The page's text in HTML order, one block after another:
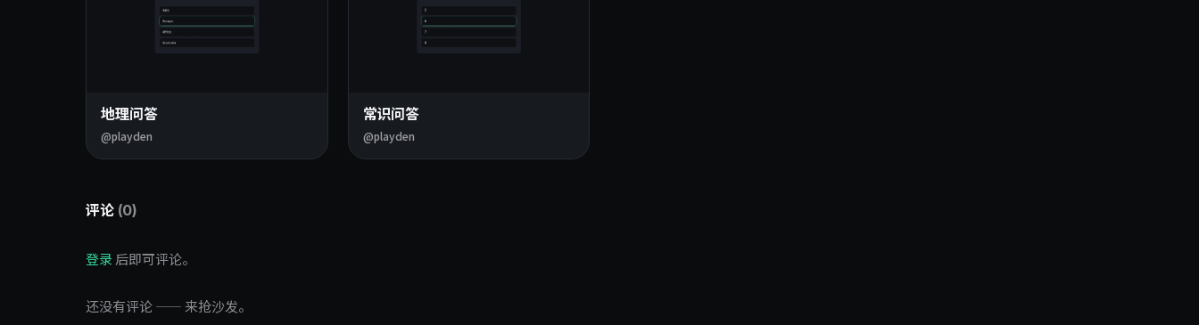
地理问答
@playden
常识问答
@playden
评论 (0)
登录 后即可评论。
还没有评论 —— 来抢沙发。